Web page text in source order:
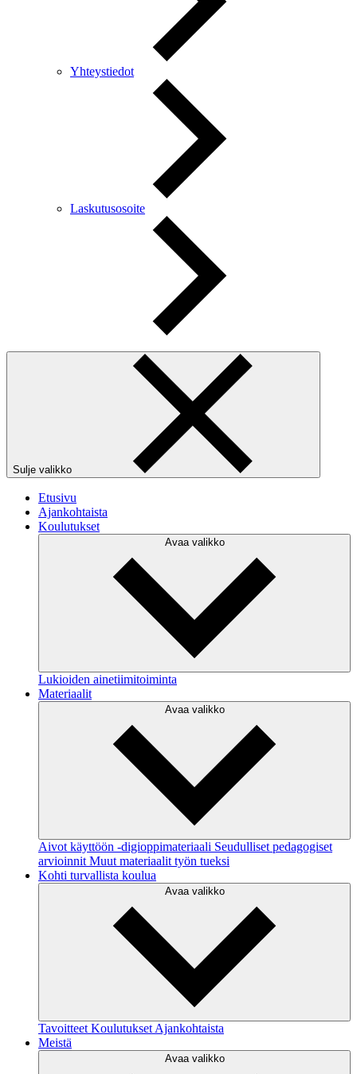
Yhteystiedot
Laskutusosoite
Sulje valikko
Etusivu
Ajankohtaista
Koulutukset
Avaa valikko
Lukioiden ainetiimitoiminta
Materiaalit
Avaa valikko
Aivot käyttöön -digioppimateriaali Seudulliset pedagogiset
arvioinnit Muut materiaalit työn tueksi
Kohti turvallista koulua
Avaa valikko
Tavoitteet Koulutukset Ajankohtaista
Meistä
Avaa valikko